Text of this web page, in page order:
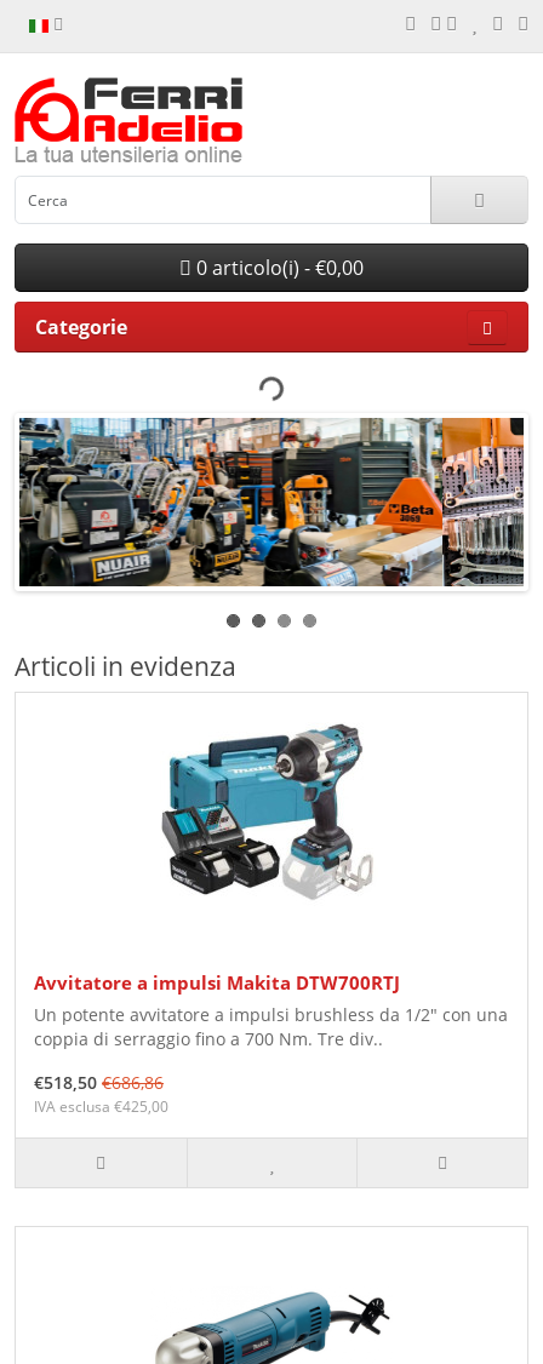
0 articolo(i) - €0,00
Categorie
Articoli in evidenza
Avvitatore a impulsi Makita DTW700RTJ
Un potente avvitatore a impulsi brushless da 1/2" con una
coppia di serraggio fino a 700 Nm. Tre div..
€518,50 €686,86
IVA esclusa €425,00